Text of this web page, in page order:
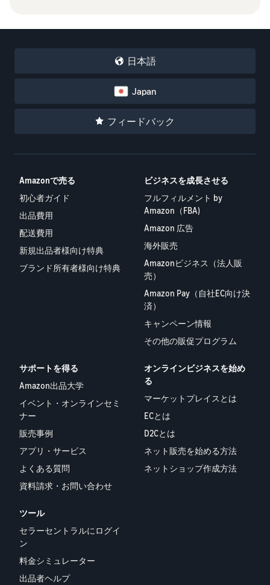
日本語
Japan
フィードバック
Amazonで売る
初心者ガイド
出品費用
配送費用
新規出品者様向け特典
ブランド所有者様向け特典
ビジネスを成長させる
フルフィルメント by
Amazon（FBA)
Amazon 広告
海外販売
Amazonビジネス（法人販
売）
Amazon Pay（自社EC向け決
済）
キャンペーン情報
その他の販促プログラム
サポートを得る
Amazon出品大学
イベント・オンラインセミ
ナー
販売事例
アプリ・サービス
よくある質問
資料請求・お問い合わせ
オンラインビジネスを始め
る
マーケットプレイスとは
ECとは
D2Cとは
ネット販売を始める方法
ネットショップ作成方法
ツール
セラーセントラルにログイ
ン
料金シミュレーター
出品者ヘルプ